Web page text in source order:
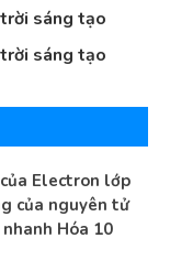
sáng tạo
sáng tạo
Electron lớp
của nguyên tử
Hóa 10